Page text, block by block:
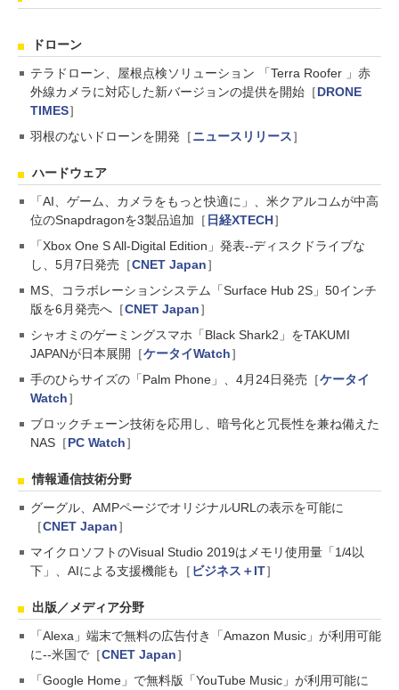
ドローン
テラドローン、屋根点検ソリューション 「Terra Roofer 」赤
外線カメラに対応した新バージョンの提供を開始［DRONE
TIMES］
羽根のないドローンを開発［ニュースリリース］
ハードウェア
「AI、ゲーム、カメラをもっと快適に」、米クアルコムが中高
位のSnapdragonを3製品追加［ 日経XTECH］
「Xbox One S All-Digital Edition」発表--ディスクドライブな
し、5月7日発売［CNET Japan］
MS、コラボレーションシステム「Surface Hub 2S」50インチ
版を6月発売へ［CNET Japan］
シャオミのゲーミングスマホ「Black Shark2」をTAKUMI
JAPANが日本展開［ケータイWatch］
手のひらサイズの「Palm Phone」、4月24日発売［ケータイ
Watch］
ブロックチェーン技術を応用し、暗号化と冗長性を兼ね備えた
NAS［PC Watch］
情報通信技術分野
グーグル、AMPページでオリジナルURLの表示を可能に
［CNET Japan］
マイクロソフトのVisual Studio 2019はメモリ使用量「1/4以
下」、AIによる支援機能も［ ビジネス＋IT］
出版／メディア分野
「Alexa」端末で無料の広告付き「Amazon Music」が利用可能
に--米国で［CNET Japan］
「Google Home」で無料版「YouTube Music」が利用可能に